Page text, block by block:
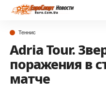
Теннис
Adria Tour.
поражения в
матче